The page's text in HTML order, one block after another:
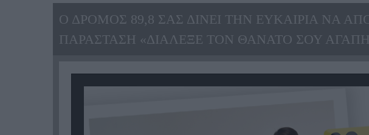
Ο ΔΡΟΜΟΣ 89,8 ΣΑΣ ΔΙΝΕΙ ΤΗΝ ΕΥΚΑΙΡΙΑ ΝΑ
ΠΑΡΑΣΤΑΣΗ «ΔΙΑΛΕΞΕ ΤΟΝ ΘΑΝΑΤΟ ΣΟΥ